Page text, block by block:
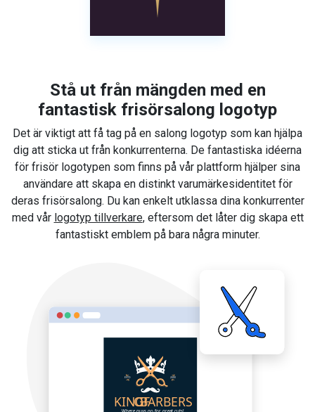
Stå ut från mängden med en
fantastisk frisörsalong logotyp
Det är viktigt att få tag på en salong logotyp som kan hjälpa
dig att sticka ut från konkurrenterna. De fantastiska idéerna
för frisör logotypen som finns på vår plattform hjälper sina
användare att skapa en distinkt varumärkesidentitet för
deras frisörsalong. Du kan enkelt utklassa dina konkurrenter
med vår logotyp tillverkare, eftersom det låter dig skapa ett
fantastiskt emblem på bara några minuter.